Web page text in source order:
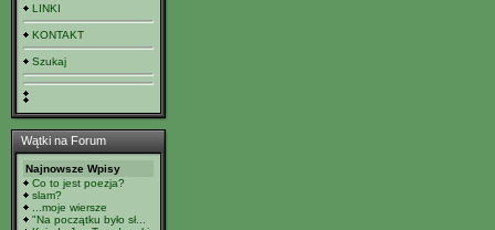
LINKI
KONTAKT
Szukaj
Wątki na Forum
Najnowsze Wpisy
Co to jest poezja?
slam?
...moje wiersze
"Na początku było sł...